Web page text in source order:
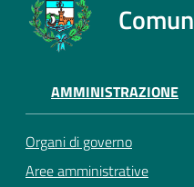
AMMINISTRAZIONE
Organi di governo
Aree amministrative